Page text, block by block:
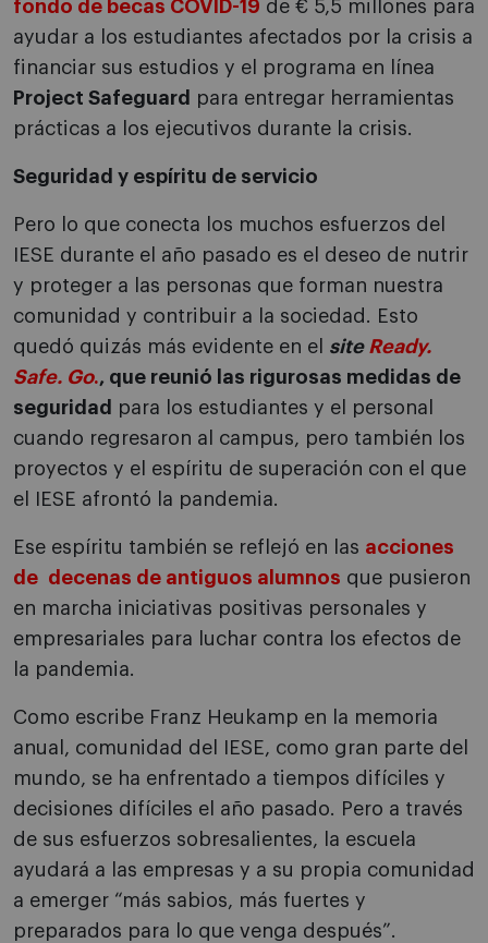
fondo de becas COVID-19 de € 5,5 millones para
ayudar a los estudiantes afectados por la crisis a
financiar sus estudios y el programa en línea
Project Safeguard
para entregar herramientas
prácticas a los ejecutivos durante la crisis.
Seguridad y espíritu de servicio
Pero lo que conecta los muchos esfuerzos del
IESE durante el año pasado es el deseo de nutrir
y proteger a las personas que forman nuestra
comunidad y contribuir a la sociedad. Esto
quedó quizás más evidente en el site Ready.
Safe. Go., que reunió las rigurosas medidas de
seguridad
para los estudiantes y el personal
cuando regresaron al campus, pero también los
proyectos y el espíritu de superación con el que
el IESE afrontó la pandemia.
Ese espíritu también se reflejó en las acciones
de decenas de antiguos alumnos que pusieron
en marcha iniciativas positivas personales y
empresariales para luchar contra los efectos de
la pandemia.
Como escribe Franz Heukamp en la memoria
anual, comunidad del IESE, como gran parte del
mundo, se ha enfrentado a tiempos difíciles y
decisiones difíciles el año pasado. Pero a través
de sus esfuerzos sobresalientes, la escuela
ayudará a las empresas y a su propia comunidad
a emerger “más sabios, más fuertes y
preparados para lo que venga después”.